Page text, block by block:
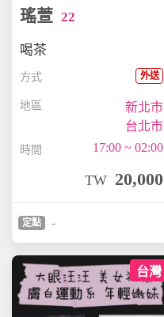
瑤萱22
喝茶
方式 外送
地區
新北市
台北市
時間 17:00 ~ 02:00
TW 20,000
定點 -
台灣